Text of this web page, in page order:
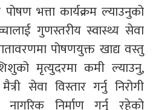
पोषण भत्ता कार्यक्रम ल्याउनुको
गुणस्तरीय स्वास्थ्य सेवा
पोषणयुक्त खाद्य वस्तु
मृत्युदरमा कमी ल्याउनु,
सेवा विस्तार गर्नु निरोगी
निर्माण गर्नु रहेको